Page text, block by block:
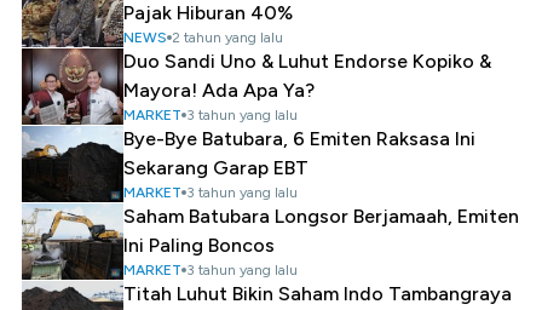
Pajak Hiburan 40%
NEWS 2 tahun yang lalu
Duo Sandi Uno & Luhut Endorse Kopiko &
Mayora! Ada Apa Ya?
MARKET 3 tahun yang lalu
Bye-Bye Batubara, 6 Emiten Raksasa Ini
Sekarang Garap EBT
MARKET 3 tahun yang lalu
Saham Batubara Longsor Berjamaah, Emiten
Ini Paling Boncos
MARKET 3 tahun yang lalu
Titah Luhut Bikin Saham Indo Tambangraya